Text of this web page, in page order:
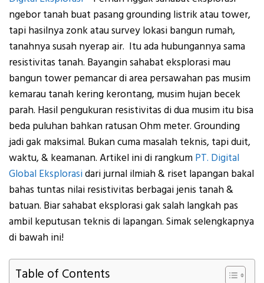
ngebor tanah buat pasang grounding listrik atau tower,
tapi hasilnya zonk atau survey lokasi bangun rumah,
tanahnya susah nyerap air. Itu ada hubungannya sama
resistivitas tanah. Bayangin sahabat eksplorasi mau
bangun tower pemancar di area persawahan pas musim
kemarau tanah kering kerontang, musim hujan becek
parah. Hasil pengukuran resistivitas di dua musim itu bisa
beda puluhan bahkan ratusan Ohm meter. Grounding
jadi gak maksimal. Bukan cuma masalah teknis, tapi duit,
waktu, & keamanan. Artikel ini di rangkum PT. Digital
Global Eksplorasidari jurnal ilmiah & riset lapangan bakal
bahas tuntas nilai resistivitas berbagai jenis tanah &
batuan. Biar sahabat eksplorasi gak salah langkah pas
ambil keputusan teknis di lapangan. Simak selengkapnya
di bawah ini!
Table of Contents